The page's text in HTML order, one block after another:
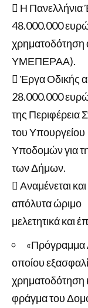
 Η Πανελλήνια
48.000.000
χρηματοδότηση
ΥΜΕΠΕΡΑΑ).
 Έργα Οδικής
28.000.000
της Περιφέρεια
του Υπουργείου
Υποδομών για
των Δήμων.
 Αναμένεται και
απόλυτα ώριμο
μελετητικά και
«Πρόγραμμα
οποίου
χρηματοδότηση
φράγμα του